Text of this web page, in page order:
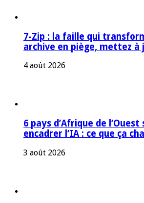
7-Zip : la faille qui
archive en piège, mettez
4 août 2026
6 pays d’Afrique de l’Ouest
encadrer l’IA : ce que ça
3 août 2026